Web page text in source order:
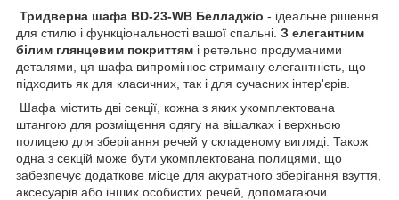
Тридверна шафа BD-23-WB Белладжіо - ідеальне рішення
для стилю і функціональності вашої спальні. З елегантним
білим глянцевим покриттям і ретельно продуманими
деталями, ця шафа випромінює стриману елегантність, що
підходить як для класичних, так і для сучасних інтер'єрів.
Шафа містить дві секції, кожна з яких укомплектована
штангою для розміщення одягу на вішалках і верхньою
полицею для зберігання речей у складеному вигляді. Також
одна з секцій може бути укомплектована полицями, що
забезпечує додаткове місце для акуратного зберігання взуття,
аксесуарів або інших особистих речей, допомагаючи